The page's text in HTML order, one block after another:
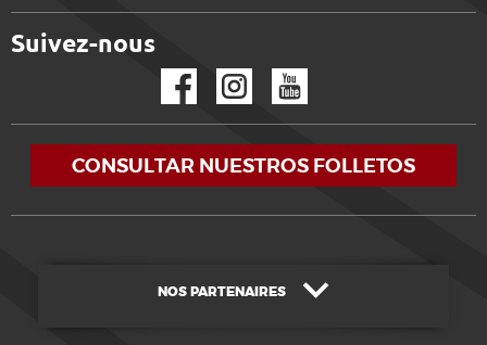
Suivez-nous
CONSULTAR NUESTROS FOLLETOS
NOS PARTENAIRES